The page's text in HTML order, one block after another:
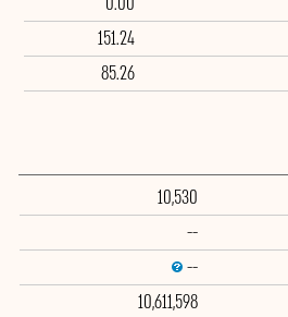
151.24
85.26
10,530
--
--
10,611,598